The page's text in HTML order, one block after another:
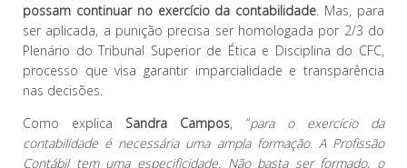
possam continuar no exercício da contabilidade . Mas, para
ser aplicada, a punição precisa ser homologada por 2/3 do
Plenário do Tribunal Superior de Ética e Disciplina do CFC,
processo que visa garantir imparcialidade e transparência
nas decisões.
Como explica Sandra Campos, “para o exercício da
contabilidade é necessária uma ampla formação. A Profissão
Contábil tem uma especificidade. Não basta ser formado, o